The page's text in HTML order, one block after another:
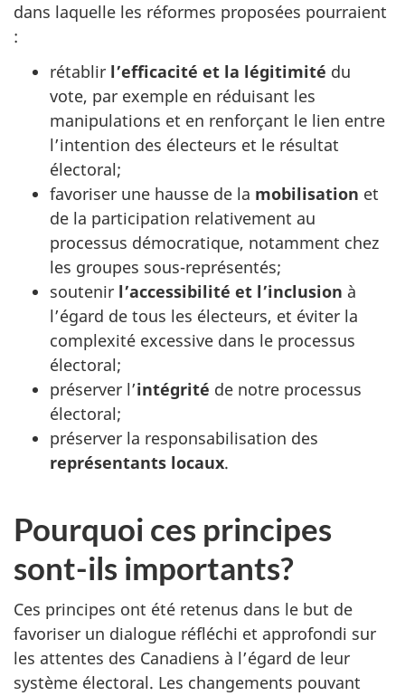
dans laquelle les réformes proposées pourraient
:
rétablir l’efficacité et la légitimité du
vote, par exemple en réduisant les
manipulations et en renforçant le lien entre
l’intention des électeurs et le résultat
électoral;
favoriser une hausse de la mobilisation et
de la participation relativement au
processus démocratique, notamment chez
les groupes sous-représentés;
soutenir l’accessibilité et l’inclusion à
l’égard de tous les électeurs, et éviter la
complexité excessive dans le processus
électoral;
préserver l’intégrité de notre processus
électoral;
préserver la responsabilisation des
représentants locaux.
Pourquoi ces principes
sont-ils importants?
Ces principes ont été retenus dans le but de
favoriser un dialogue réfléchi et approfondi sur
les attentes des Canadiens à l’égard de leur
système électoral. Les changements pouvant